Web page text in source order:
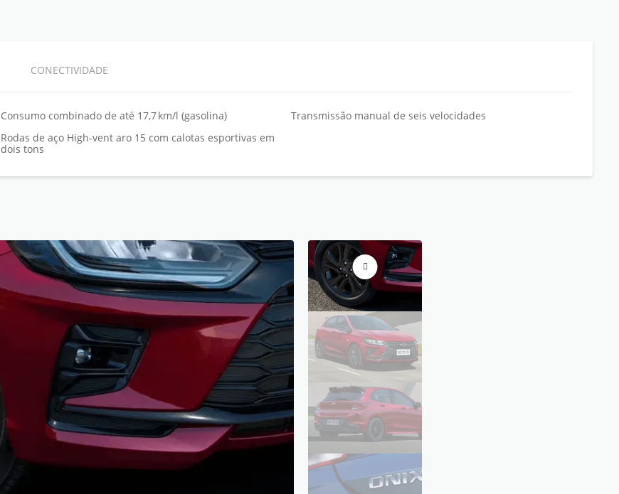
CONECTIVIDADE
Consumo combinado de até 17,7 km/l (gasolina)
Rodas de aço High-vent aro 15 com calotas esportivas em
dois tons
Transmissão manual de seis velocidades